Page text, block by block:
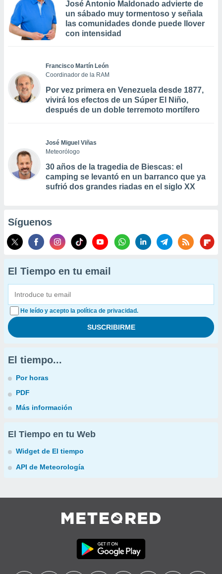
José Antonio Maldonado advierte de
un sábado muy tormentoso y señala
las comunidades donde puede llover
con intensidad
Francisco Martín León
Coordinador de la RAM
Por vez primera en Venezuela desde 1877,
vivirá los efectos de un Súper El Niño,
después de un doble terremoto mortífero
José Miguel Viñas
Meteorólogo
30 años de la tragedia de Biescas: el
camping se levantó en un barranco que ya
sufrió dos grandes riadas en el siglo XX
Síguenos
El Tiempo en tu email
He leído y acepto la política de privacidad.
El tiempo...
Por horas
PDF
Más información
El Tiempo en tu Web
Widget de El tiempo
API de Meteorología